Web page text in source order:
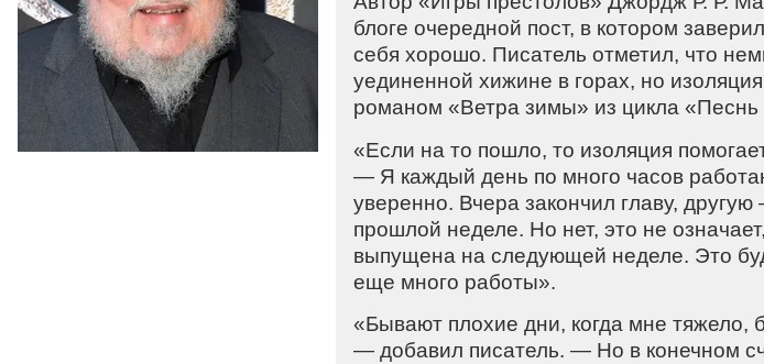
блоге очередной пост, в котором
себя хорошо. Писатель отметил, что
уединенной хижине в горах, но
романом «Ветра зимы» из цикла
«Если на то пошло, то изоляция
— Я каждый день по много часов
уверенно. Вчера закончил главу,
прошлой неделе. Но нет, это не
выпущена на следующей неделе. Это
еще много работы».
«Бывают плохие дни, когда мне
— добавил писатель. — Но в конечном